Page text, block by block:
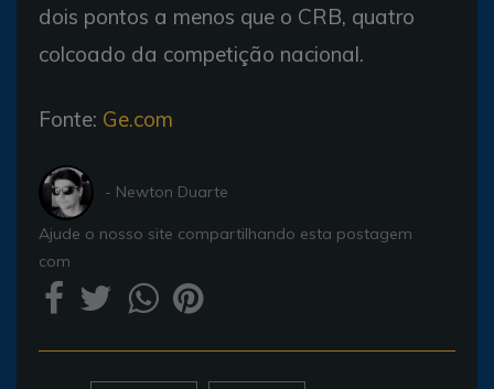
dois pontos a menos que o CRB, quatro
colcoado da competição nacional.
Fonte: Ge.com
- Newton Duarte
Ajude o nosso site compartilhando esta postagem
com